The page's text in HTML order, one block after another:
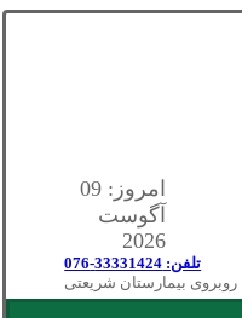
امروز: 09
آگوست
2026
تلفن: 33331424-076
بیمارستان شریعتی